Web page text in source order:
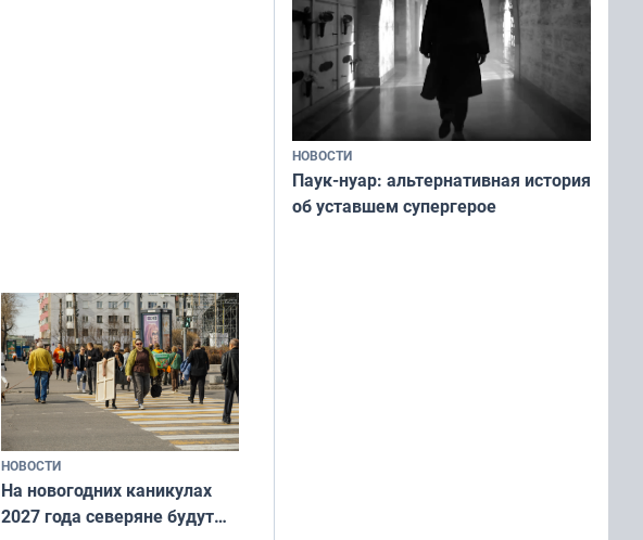
НОВОСТИ
На новогодних каникулах
2027 года северяне будут
НОВОСТИ
Паук-нуар: альтернативная история
об уставшем супергерое